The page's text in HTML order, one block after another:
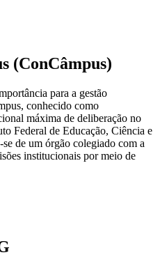
(ConCâmpus)
para a gestão
conhecido como
máxima de deliberação no
Federal de Educação, Ciência e
de um órgão colegiado com a
institucionais por meio de